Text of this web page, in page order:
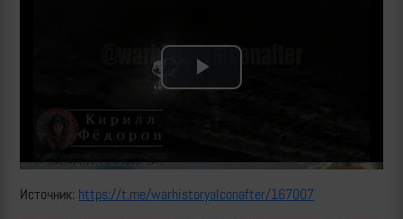
Play
Источник: https://t.me/warhistoryalconafter/167007